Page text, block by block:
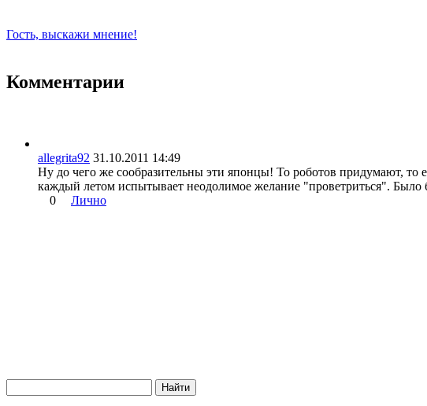
Гость, выскажи мнение!
Комментарии
allegrita92 31.10.2011 14:49
Ну до чего же сообразительны эти японцы! То роботов придумают, то
каждый летом испытывает неодолимое желание "проветриться". Было
0
Лично